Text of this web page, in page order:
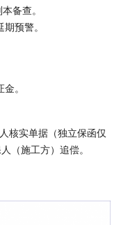
备查。
预警。
。
核实单据（独立保函仅
（施工方）追偿。